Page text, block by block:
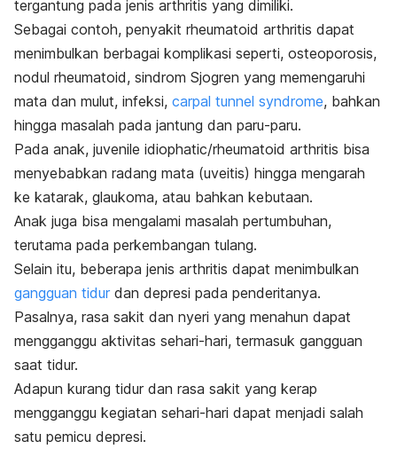
tergantung pada jenis arthritis yang dimiliki.
Sebagai contoh, penyakit rheumatoid arthritis dapat
menimbulkan berbagai komplikasi seperti, osteoporosis,
nodul rheumatoid, sindrom Sjogren yang memengaruhi
mata dan mulut, infeksi, carpal tunnel syndrome, bahkan
hingga masalah pada jantung dan paru-paru.
Pada anak, juvenile idiophatic/rheumatoid arthritis bisa
menyebabkan radang mata (uveitis) hingga mengarah
ke katarak, glaukoma, atau bahkan kebutaan.
Anak juga bisa mengalami masalah pertumbuhan,
terutama pada perkembangan tulang.
Selain itu, beberapa jenis arthritis dapat menimbulkan
gangguan tidur dan depresi pada penderitanya.
Pasalnya, rasa sakit dan nyeri yang menahun dapat
mengganggu aktivitas sehari-hari, termasuk gangguan
saat tidur.
Adapun kurang tidur dan rasa sakit yang kerap
mengganggu kegiatan sehari-hari dapat menjadi salah
satu pemicu depresi.